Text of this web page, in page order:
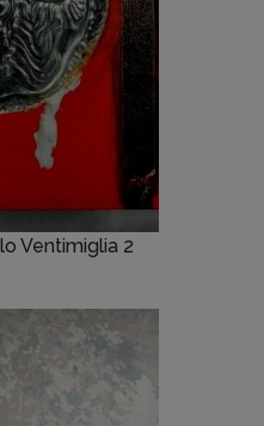
Ventimiglia 2